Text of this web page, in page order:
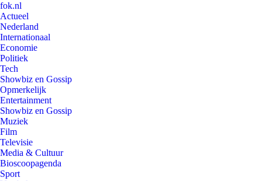
fok.nl
Actueel
Nederland
Internationaal
Economie
Politiek
Tech
Showbiz en Gossip
Opmerkelijk
Entertainment
Showbiz en Gossip
Muziek
Film
Televisie
Media & Cultuur
Bioscoopagenda
Sport